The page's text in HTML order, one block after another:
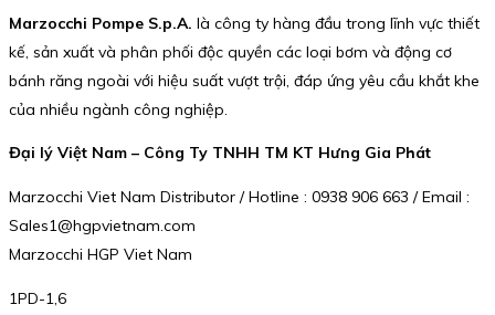
Marzocchi Pompe S.p.A. là công ty hàng đầu trong lĩnh vực thiết
kế, sản xuất và phân phối độc quyền các loại bơm và động cơ
bánh răng ngoài với hiệu suất vượt trội, đáp ứng yêu cầu khắt khe
của nhiều ngành công nghiệp.
Đại lý Việt Nam – Công Ty TNHH TM KT Hưng Gia Phát
Marzocchi Viet Nam Distributor / Hotline : 0938 906 663 / Email :
Sales1@hgpvietnam.com
Marzocchi HGP Viet Nam
1PD-1,6